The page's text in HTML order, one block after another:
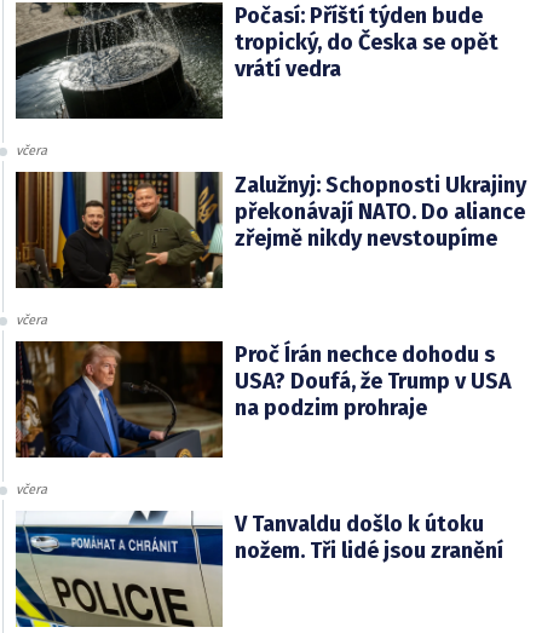
Počasí: Příští týden bude
tropický, do Česka se opět
vrátí vedra
včera
Zalužnyj: Schopnosti Ukrajiny
překonávají NATO. Do aliance
zřejmě nikdy nevstoupíme
včera
Proč Írán nechce dohodu s
USA? Doufá, že Trump v USA
na podzim prohraje
včera
V Tanvaldu došlo k útoku
nožem. Tři lidé jsou zranění